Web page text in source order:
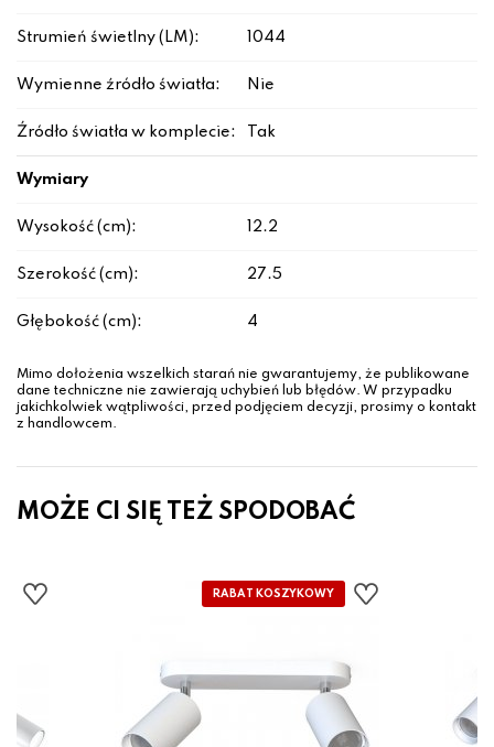
Strumień świetlny (LM): 1044
Wymienne źródło światła: Nie
Źródło światła w komplecie: Tak
Wymiary
Wysokość (cm): 12.2
Szerokość (cm): 27.5
Głębokość (cm): 4
Mimo dołożenia wszelkich starań nie gwarantujemy, że publikowane
dane techniczne nie zawierają uchybień lub błędów. W przypadku
jakichkolwiek wątpliwości, przed podjęciem decyzji, prosimy o kontakt
z handlowcem.
MOŻE CI SIĘ TEŻ SPODOBAĆ